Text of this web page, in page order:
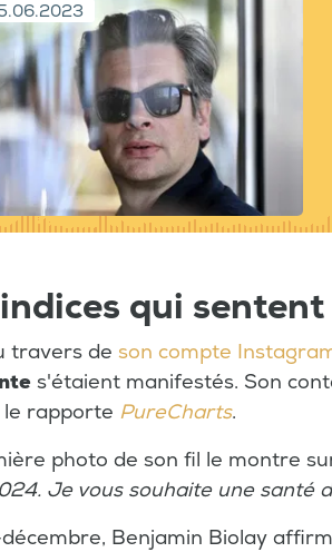
qui
travers de son compte
s'étaient manifestés. Son
rapporte PureCharts.
photo de son fil le montre
Je vous souhaite une santé
Benjamin Biolay